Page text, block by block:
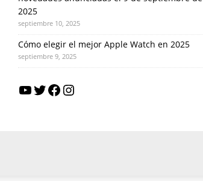
2025
septiembre 10, 2025
Cómo elegir el mejor Apple Watch en 2025
septiembre 9, 2025